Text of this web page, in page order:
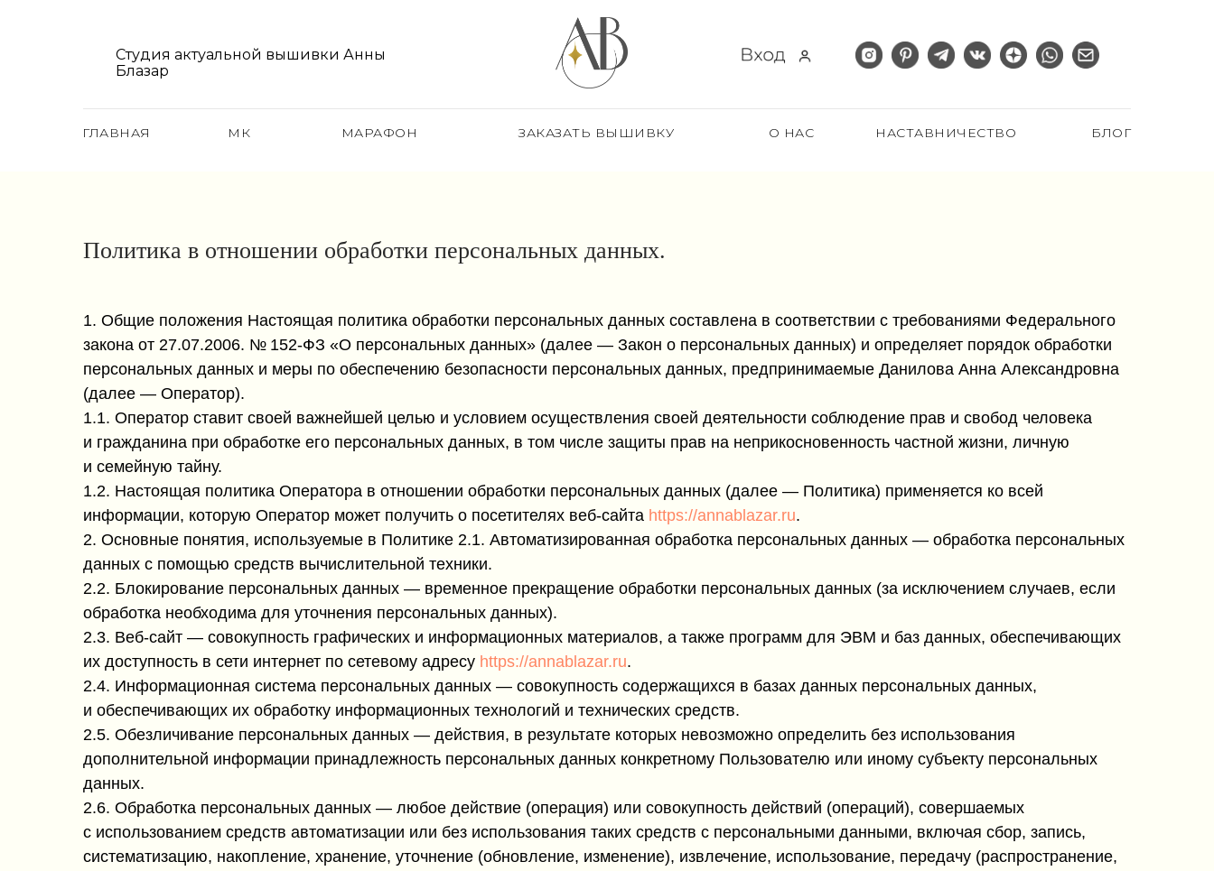
МК ЗАКАЗАТЬ ВЫШИВКУ
Студия актуальной вышивки Анны
Блазар
МАРАФОН О НАС БЛОГ
НАСТАВНИЧЕСТВО
ГЛАВНАЯ
Политика в отношении обработки персональных данных.
1. Общие положения Настоящая политика обработки персональных данных составлена в соответствии с требованиями Федерального
закона от 27.07.2006. № 152-ФЗ «О персональных данных» (далее — Закон о персональных данных) и определяет порядок обработки
персональных данных и меры по обеспечению безопасности персональных данных, предпринимаемые Данилова Анна Александровна
(далее — Оператор).
1.1. Оператор ставит своей важнейшей целью и условием осуществления своей деятельности соблюдение прав и свобод человека
и гражданина при обработке его персональных данных, в том числе защиты прав на неприкосновенность частной жизни, личную
и семейную тайну.
1.2. Настоящая политика Оператора в отношении обработки персональных данных (далее — Политика) применяется ко всей
информации, которую Оператор может получить о посетителях веб-сайта https://annablazar.ru.
2. Основные понятия, используемые в Политике 2.1. Автоматизированная обработка персональных данных — обработка персональных
данных с помощью средств вычислительной техники.
2.2. Блокирование персональных данных — временное прекращение обработки персональных данных (за исключением случаев, если
обработка необходима для уточнения персональных данных).
2.3. Веб-сайт — совокупность графических и информационных материалов, а также программ для ЭВМ и баз данных, обеспечивающих
их доступность в сети интернет по сетевому адресу https://annablazar.ru.
2.4. Информационная система персональных данных — совокупность содержащихся в базах данных персональных данных,
и обеспечивающих их обработку информационных технологий и технических средств.
2.5. Обезличивание персональных данных — действия, в результате которых невозможно определить без использования
дополнительной информации принадлежность персональных данных конкретному Пользователю или иному субъекту персональных
данных.
2.6. Обработка персональных данных — любое действие (операция) или совокупность действий (операций), совершаемых
с использованием средств автоматизации или без использования таких средств с персональными данными, включая сбор, запись,
систематизацию, накопление, хранение, уточнение (обновление, изменение), извлечение, использование, передачу (распространение,